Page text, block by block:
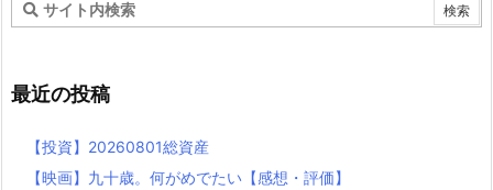
最近の投稿
【投資】20260801総資産
【映画】九十歳。何がめでたい【感想・評価】